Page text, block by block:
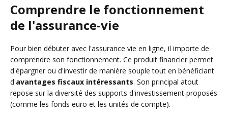
Comprendre le fonctionnement
de l'assurance-vie
Pour bien débuter avec l'assurance vie en ligne, il importe de
comprendre son fonctionnement. Ce produit financier permet
d'épargner ou d'investir de manière souple tout en bénéficiant
d'avantages fiscaux intéressants. Son principal atout
repose sur la diversité des supports d'investissement proposés
(comme les fonds euro et les unités de compte).